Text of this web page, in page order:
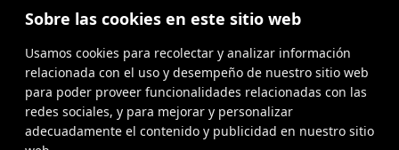
2025 CETT. Todos los derechos
reservados
Aviso legal
Política de
privacidad
Cookies
Sobre las cookies en este sitio web
Usamos cookies para recolectar y analizar información
relacionada con el uso y desempeño de nuestro sitio web
para poder proveer funcionalidades relacionadas con las
redes sociales, y para mejorar y personalizar
adecuadamente el contenido y publicidad en nuestro sitio